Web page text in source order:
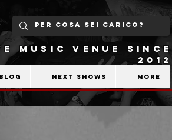
MUSIC VENUE SINCE
2012
Blog Next shows More